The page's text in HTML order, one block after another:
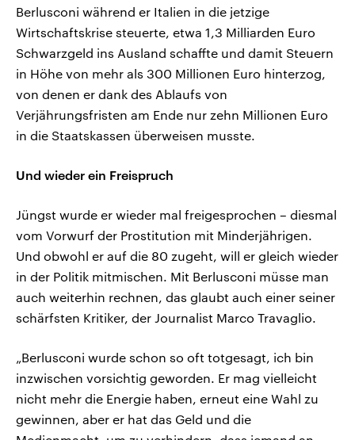
Berlusconi während er Italien in die jetzige
Wirtschaftskrise steuerte, etwa 1,3 Milliarden Euro
Schwarzgeld ins Ausland schaffte und damit Steuern
in Höhe von mehr als 300 Millionen Euro hinterzog,
von denen er dank des Ablaufs von
Verjährungsfristen am Ende nur zehn Millionen Euro
in die Staatskassen überweisen musste.
Und wieder ein Freispruch
Jüngst wurde er wieder mal freigesprochen – diesmal
vom Vorwurf der Prostitution mit Minderjährigen.
Und obwohl er auf die 80 zugeht, will er gleich wieder
in der Politik mitmischen. Mit Berlusconi müsse man
auch weiterhin rechnen, das glaubt auch einer seiner
schärfsten Kritiker, der Journalist Marco Travaglio.
„Berlusconi wurde schon so oft totgesagt, ich bin
inzwischen vorsichtig geworden. Er mag vielleicht
nicht mehr die Energie haben, erneut eine Wahl zu
gewinnen, aber er hat das Geld und die